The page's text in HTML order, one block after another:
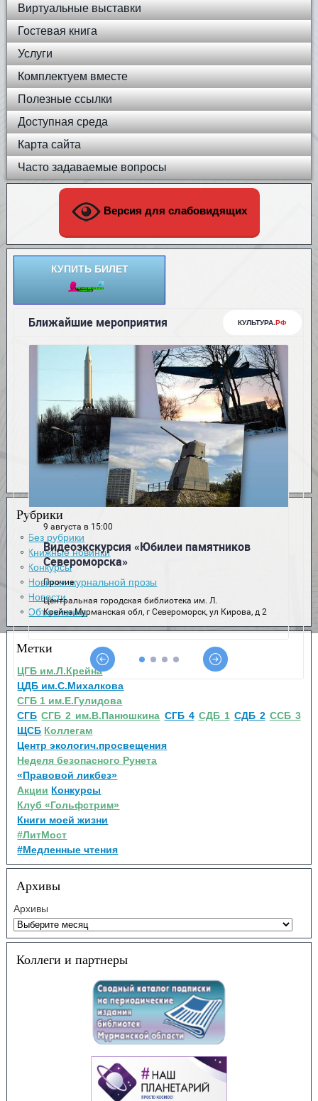
Виртуальные выставки
Гостевая книга
Услуги
Комплектуем вместе
Полезные ссылки
Доступная среда
Карта сайта
Часто задаваемые вопросы
Версия для слабовидящих
КУПИТЬ БИЛЕТ
Рубрики
Без рубрики
Книжные новинки
Конкурсы
Новинки журнальной прозы
Новости
Объявления
Метки
ЦГБ им.Л.Крейна
ЦДБ им.С.Михалкова
СГБ 1 им.Е.Гулидова
СГБ СГБ 2 им.В.Панюшкина СГБ 4 СДБ 1 СДБ 2 ССБ 3
ЩСБ Коллегам
Центр экологич.просвещения
Неделя безопасного Рунета
«Правовой ликбез»
Акции Конкурсы
Клуб «Гольфстрим»
Книги моей жизни
#ЛитМост
#Медленные чтения
Архивы
Архивы
Коллеги и партнеры